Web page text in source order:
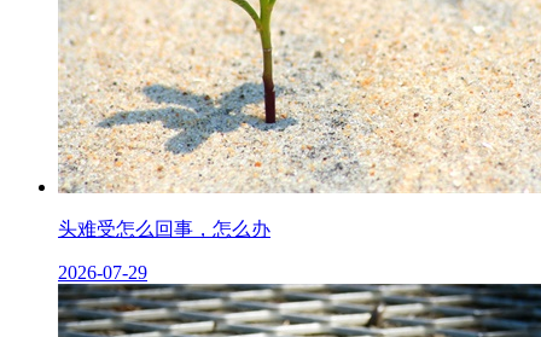
头难受怎么回事，怎么办
2026-07-29